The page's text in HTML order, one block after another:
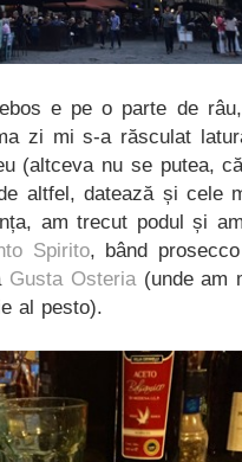
e pe o parte de
zi mi s-a răsculat
(altceva nu se putea,
altfel, datează și cele
am trecut podul și
Spirito, bând
Gusta Osteria(unde am
al pesto).